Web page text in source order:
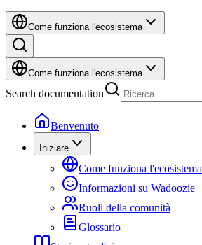
Come funziona l'ecosistema
Come funziona l'ecosistema
Search documentation
Benvenuto
Iniziare
Come funziona l'ecosistema
Informazioni su Wadoozie
Ruoli della comunità
Glossario